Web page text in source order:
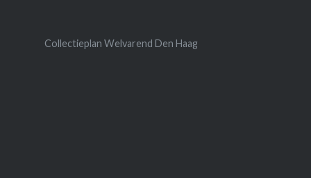
Collectieplan Welvarend Den Haag